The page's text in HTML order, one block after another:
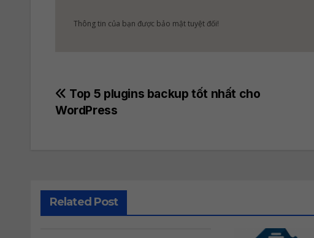
Thông tin của bạn được bảo mật tuyệt đối!
Post
Top 5 plugins backup tốt nhất cho
WordPress
Related Post